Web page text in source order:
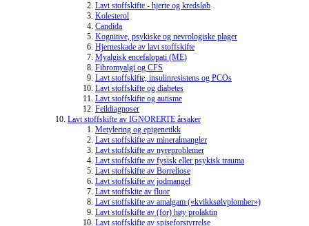
Lavt stoffskifte - hjerte og kredsløb
Kolesterol
Candida
Kognitive, psykiske og nevrologiske plager
Hjerneskade av lavt stoffskifte
Myalgisk encefalopati (ME)
Fibromyalgi og CFS
Lavt stoffskifte, insulinresistens og PCOs
Lavt stoffskifte og diabetes
Lavt stoffskifte og autisme
Feildiagnoser
Lavt stoffskifte av IGNORERTE årsaker
Metylering og epigenetikk
Lavt stoffskifte av mineralmangler
Lavt stoffskifte av nyreproblemer
Lavt stoffskifte av fysisk eller psykisk trauma
Lavt stoffskifte av Borreliose
Lavt stoffskifte av jodmangel
Lavt stoffskite av fluor
Lavt stoffskifte av amalgam («kvikksølvplomber»)
Lavt stoffskifte av (for) høy prolaktin
Lavt stoffskifte av spiseforstyrrelse